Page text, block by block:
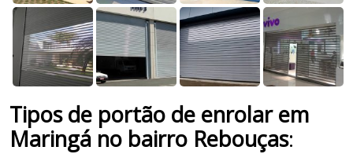
Tipos de portão de enrolar em
Maringá no bairro Rebouças: